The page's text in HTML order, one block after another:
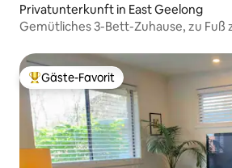
Privatunterkunft in East Geelong
Gemütliches 3-Bett-Zuhause, zu Fuß
Beliebter Gäste-Favorit.
Gäste-Favorit